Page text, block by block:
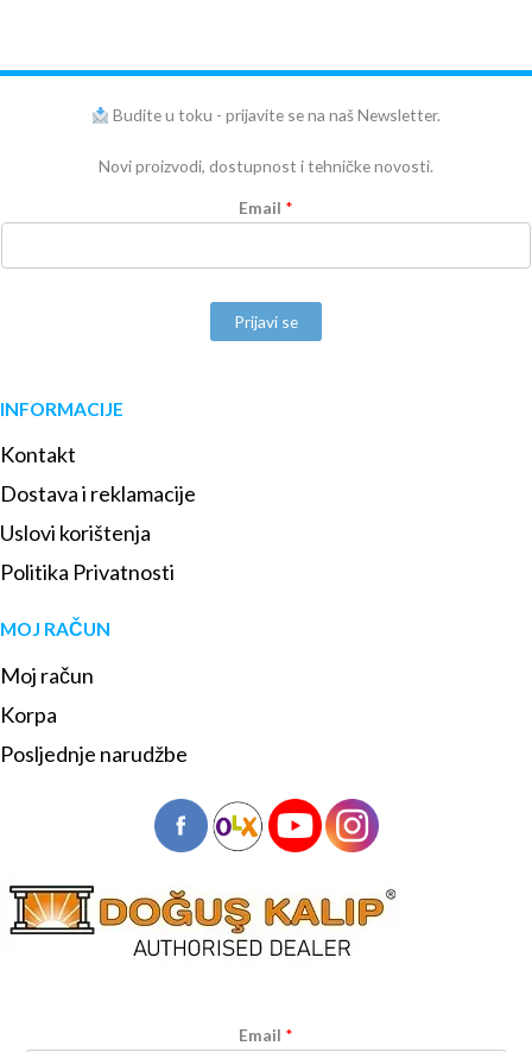
Budite u toku - prijavite se na naš Newsletter.
Novi proizvodi, dostupnost i tehničke novosti.
Email *
Prijavi se
INFORMACIJE
Kontakt
Dostava i reklamacije
Uslovi korištenja
Politika Privatnosti
MOJ RAČUN
Moj račun
Korpa
Posljednje narudžbe
Email *